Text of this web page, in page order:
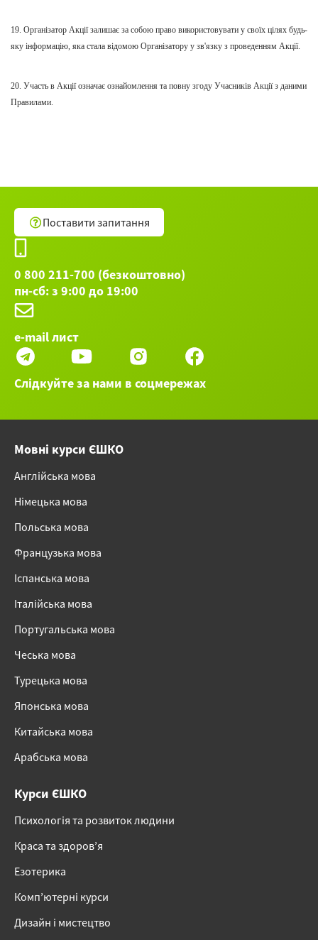
19. Організатор Акції залишає за собою право використовувати у своїх цілях будь-
яку інформацію, яка стала відомою Організатору у зв'язку з проведенням Акції.
20. Участь в Акції означає ознайомлення та повну згоду Учасників Акції з даними
Правилами.
Поставити запитання
0 800 211-700 (безкоштовно)
пн-сб: з 9:00 до 19:00
e-mail лист
Слідкуйте за нами в соцмережах
Мовні курси ЄШКО
Англійська мова
Німецька мова
Польська мова
Французька мова
Іспанська мова
Італійська мова
Португальська мова
Чеська мова
Турецька мова
Японська мова
Китайська мова
Арабська мова
Курси ЄШКО
Психологія та розвиток людини
Краса та здоров’я
Езотерика
Комп’ютерні курси
Дизайн і мистецтво